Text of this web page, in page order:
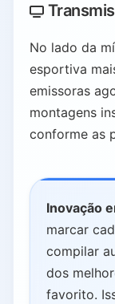
No lado da
esportiva
emissoras
montagens
conforme as
Inovação
marcar
compilar
dos
favorito.